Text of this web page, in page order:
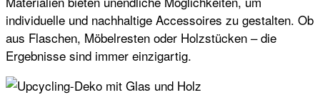
individuelle und nachhaltige Accessoires zu gestalten. Ob
aus Flaschen, Möbelresten oder Holzstücken – die
Ergebnisse sind immer einzigartig.